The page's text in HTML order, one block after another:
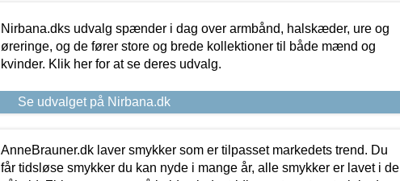
Nirbana.dks udvalg spænder i dag over armbånd, halskæder, ure og
øreringe, og de fører store og brede kollektioner til både mænd og
kvinder. Klik her for at se deres udvalg.
Se udvalget på Nirbana.dk
AnneBrauner.dk laver smykker som er tilpasset markedets trend. Du
får tidsløse smykker du kan nyde i mange år, alle smykker er lavet i de